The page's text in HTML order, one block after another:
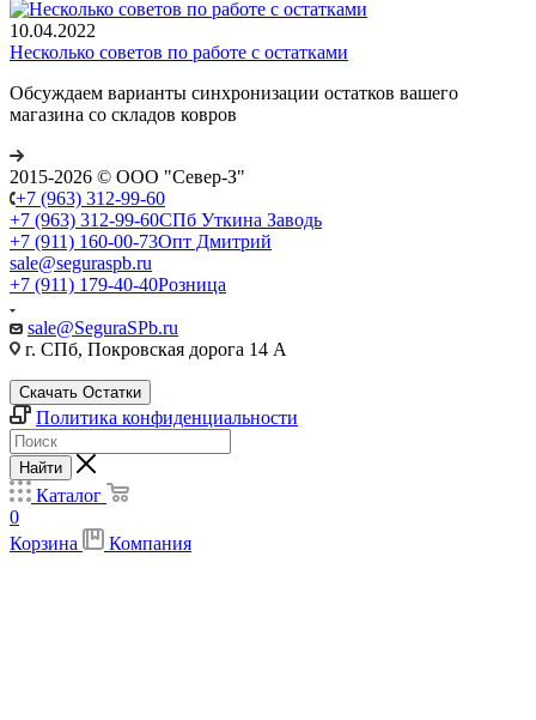
10.04.2022
Несколько советов по работе с остатками
Обсуждаем варианты синхронизации остатков вашего
магазина со складов ковров
2015-2026 © ООО "Север-З"
+7 (963) 312-99-60
+7 (963) 312-99-60СПб Уткина Заводь
+7 (911) 160-00-73Опт Дмитрий
sale@seguraspb.ru
+7 (911) 179-40-40Розница
sale@SeguraSPb.ru
г. СПб, Покровская дорога 14 А
Скачать Остатки
Политика конфиденциальности
Найти
Каталог
0
Корзина
Компания